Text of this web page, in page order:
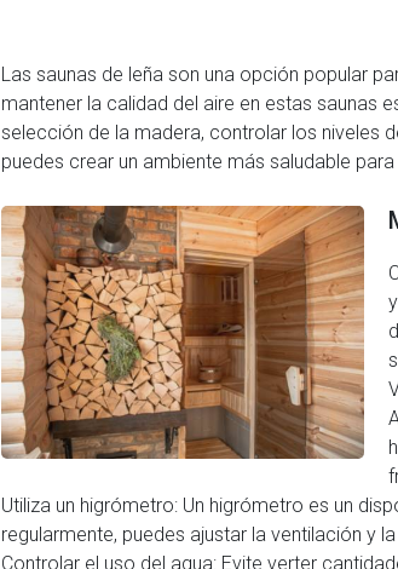
Las saunas de leña son una opción popular
mantener la calidad del aire en estas saunas
selección de la madera, controlar los niveles
puedes crear un ambiente más saludable
Utiliza un higrómetro: Un higrómetro es un
regularmente, puedes ajustar la ventilación y
Controlar el uso del agua: Evite verter